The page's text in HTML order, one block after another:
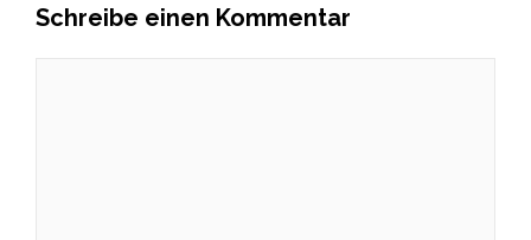
Schreibe einen Kommentar